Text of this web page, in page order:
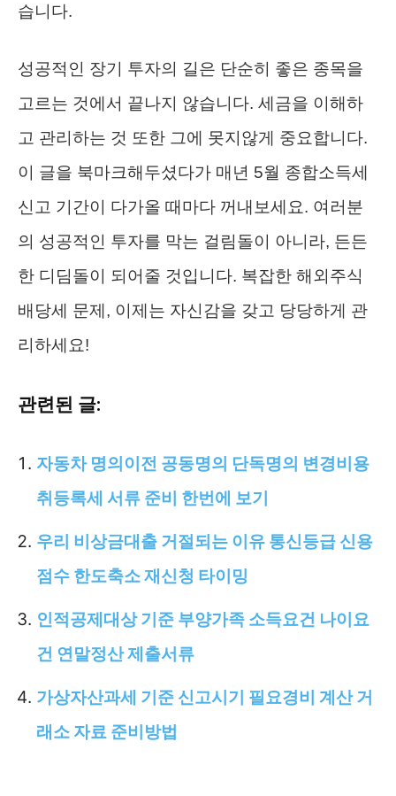
습니다.
성공적인 장기 투자의 길은 단순히 좋은 종목을
고르는 것에서 끝나지 않습니다. 세금을 이해하
고 관리하는 것 또한 그에 못지않게 중요합니다.
이 글을 북마크해두셨다가 매년 5월 종합소득세
신고 기간이 다가올 때마다 꺼내보세요. 여러분
의 성공적인 투자를 막는 걸림돌이 아니라, 든든
한 디딤돌이 되어줄 것입니다. 복잡한 해외주식
배당세 문제, 이제는 자신감을 갖고 당당하게 관
리하세요!
관련된 글:
자동차 명의이전 공동명의 단독명의 변경비용
취등록세 서류 준비 한번에 보기
우리 비상금대출 거절되는 이유 통신등급 신용
점수 한도축소 재신청 타이밍
인적공제대상 기준 부양가족 소득요건 나이요
건 연말정산 제출서류
가상자산과세 기준 신고시기 필요경비 계산 거
래소 자료 준비방법